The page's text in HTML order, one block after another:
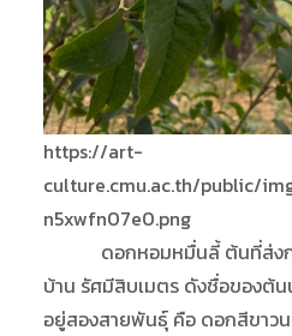
https://art-
culture.cmu.ac.th/public/
n5xwfn07e0.png
ดอกหอมหมื่นลี้ ต้นที่ส่งกลิ่
บ้าน รัศมีสิบเมตร ดังชื่อของต้
อยู่สองสายพันธุ์ คือ ดอกสีขาว